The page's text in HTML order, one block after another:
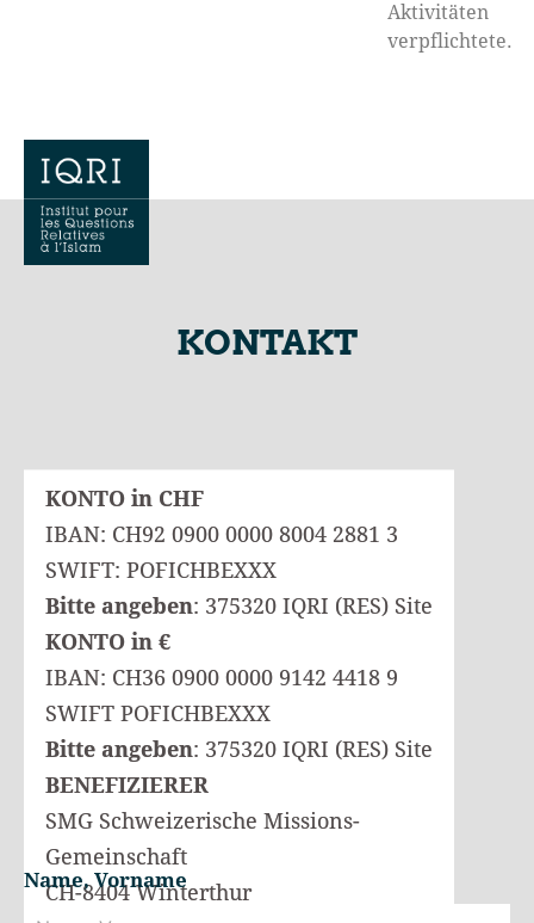
Aktivitäten
verpflichtete.
KONTAKT
KONTO in CHF
IBAN: CH92 0900 0000 8004 2881 3
SWIFT: POFICHBEXXX
Bitte angeben: 375320 IQRI (RES) Site
KONTO in €
IBAN: CH36 0900 0000 9142 4418 9
SWIFT POFICHBEXXX
Bitte angeben: 375320 IQRI (RES) Site
BENEFIZIERER
SMG Schweizerische Missions-
Gemeinschaft
CH-8404 Winterthur
Name, Vorname